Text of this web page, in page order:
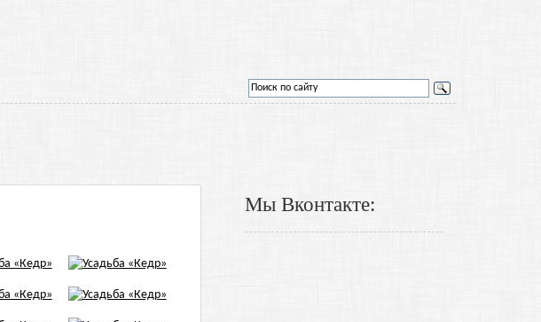
Мы Вконтакте: